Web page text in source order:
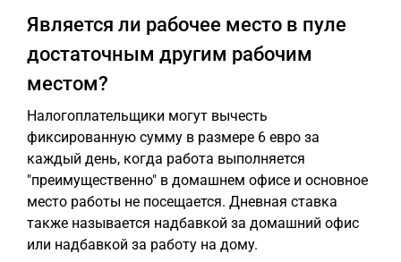
Является ли рабочее место в пуле
достаточным другим рабочим
местом?
Налогоплательщики могут вычесть
фиксированную сумму в размере 6 евро за
каждый день, когда работа выполняется
"преимущественно" в домашнем офисе и основное
место работы не посещается. Дневная ставка
также называется надбавкой за домашний офис
или надбавкой за работу на дому.